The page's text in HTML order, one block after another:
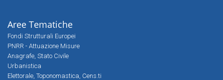
Aree Tematiche
Fondi Strutturali Europei
PNRR - Attuazione Misure
Anagrafe, Stato Civile
Urbanistica
Elettorale, Toponomastica, Cens.ti